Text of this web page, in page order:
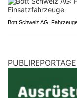
Bott Schweiz AG: